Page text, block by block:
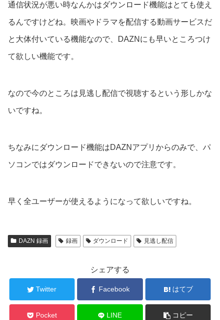
通信状況が悪い時なんかはダウンロード機能はとても使え
るんですけどね。映画やドラマを配信する動画サービスだ
と大体付いている機能なので、DAZNにも早いところつけ
て欲しい機能です。
なので今のところは見逃し配信で視聴するという形しかな
いですね。
ちなみにダウンロード機能はDAZNアプリからのみで、パ
ソコンではダウンロードできないので注意です。
早く全ユーザーが使えるようになって欲しいですね。
DAZN 録画 録画 ダウンロード 見逃し配信
シェアする
Twitter Facebook はてブ
Pocket LINE コピー